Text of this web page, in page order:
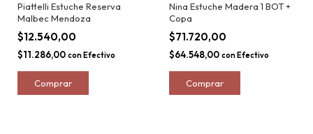
Piattelli Estuche Reserva
Malbec Mendoza
$12.540,00
$11.286,00 con Efectivo
Nina Estuche Madera 1 BOT +
Copa
$71.720,00
$64.548,00 con Efectivo